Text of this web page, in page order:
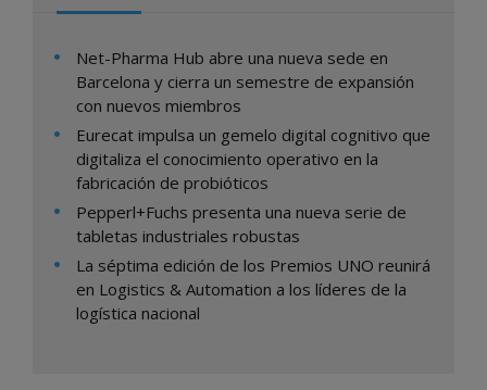
Net-Pharma Hub abre una nueva sede en
Barcelona y cierra un semestre de expansión
con nuevos miembros
Eurecat impulsa un gemelo digital cognitivo que
digitaliza el conocimiento operativo en la
fabricación de probióticos
Pepperl+Fuchs presenta una nueva serie de
tabletas industriales robustas
La séptima edición de los Premios UNO reunirá
en Logistics & Automation a los líderes de la
logística nacional